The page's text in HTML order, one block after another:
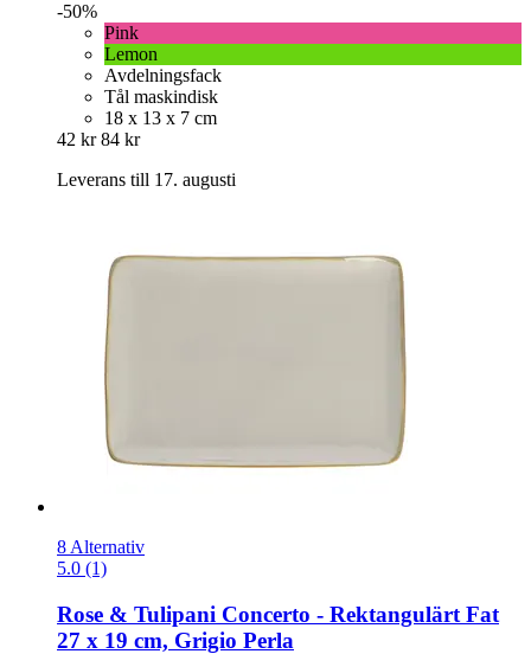
-50%
Pink
Lemon
Avdelningsfack
Tål maskindisk
18 x 13 x 7 cm
42 kr 84 kr
Leverans till 17. augusti
8 Alternativ
5.0 (1)
Rose & Tulipani Concerto -​ Rektangulärt Fat
27 x 19 cm, Grigio Perla